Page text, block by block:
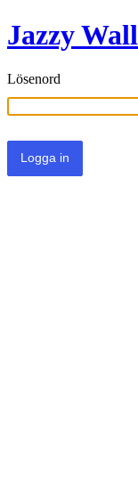
Jazzy
Lösenord